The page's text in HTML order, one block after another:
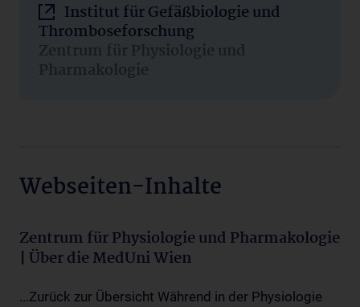
Institut für Gefäßbiologie und
Thromboseforschung
Zentrum für Physiologie und
Pharmakologie
Webseiten-Inhalte
Zentrum für Physiologie und Pharmakologie
| Über die MedUni Wien
...Zurück zur Übersicht Während in der Physiologie